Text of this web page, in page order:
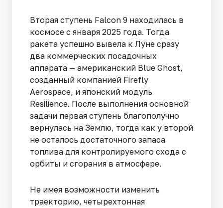
Вторая ступень Falcon 9 находилась в
космосе с января 2025 года. Тогда
ракета успешно вывела к Луне сразу
два коммерческих посадочных
аппарата — американский Blue Ghost,
созданный компанией Firefly
Aerospace, и японский модуль
Resilience. После выполнения основной
задачи первая ступень благополучно
вернулась на Землю, тогда как у второй
не осталось достаточного запаса
топлива для контролируемого схода с
орбиты и сгорания в атмосфере.
Не имея возможности изменить
траекторию, четырехтонная